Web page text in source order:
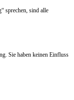
sprechen, sind alle
Sie haben keinen Einfluss